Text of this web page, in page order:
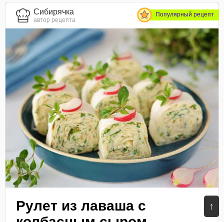
↑
Сибирячка
автор рецепта
Популярный рецепт
Рулет из лаваша с